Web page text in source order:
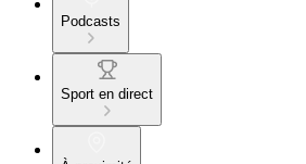
Podcasts
Sport en direct